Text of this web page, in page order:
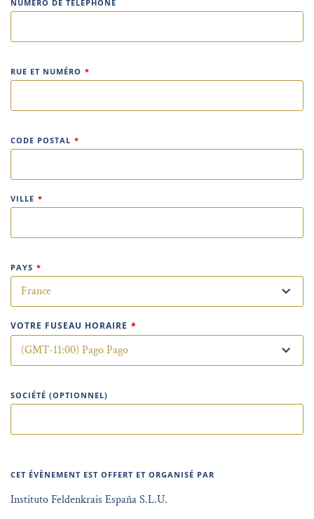
NUMÉRO DE TÉLÉPHONE
RUE ET NUMÉRO *
CODE POSTAL *
VILLE *
PAYS *
VOTRE FUSEAU HORAIRE *
SOCIÉTÉ (OPTIONNEL)
CET ÉVÈNEMENT EST OFFERT ET ORGANISÉ PAR
Instituto Feldenkrais España S.L.U.